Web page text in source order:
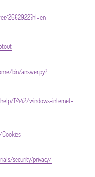
2662922?hl=en
bin/answer.py?
17442/windows-internet-
security/privacy/